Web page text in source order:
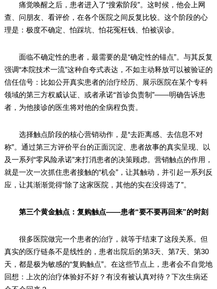
痛觉唤醒之后，患者进入了“搜索阶段”。这时候，他会上网
查、问朋友、看评价，在各个医院之间反复比较。这个阶段的心
理是：极度不确定、怕踩坑、怕花冤枉钱、怕被误诊。
面临不确定性的患者，最需要的是“确定性的锚点”。与其反复
强调“本院技术一流”这种自夸式表达，不如主动释放可以被验证的
信任信号：比如公开真实患者的治疗经历、展示医院在某个专科
领域的第三方权威认证、或者承诺“首诊负责制”——明确告诉患
者，为他接诊的医生将对他的全病程负责。
选择触点阶段的核心营销动作，是“去距离感、去信息不对
称”。通过第三方评价平台的正面沉淀、患者故事的真实呈现、以
及一系列“零风险承诺”来打消患者的决策顾虑。营销触点的作用，
就是一次一次抓住患者接触的“机会”，让其触动，并引起一系列反
应，让其渐渐觉得“除了这家医院，其他的实在没得选了”。
第三个黄金触点：复购触点——患者“要不要再回来”的时刻
很多医院做完一个患者的治疗，就等于结束了这段关系。但
真实的医疗链条不是线性的，患者出院后的第3天、第7天、第30
天，都是极为敏感的“复购触点”。在这些节点上，患者会不自觉地
回想：上次的治疗体验好不好？有没有被认真对待？下次生病还